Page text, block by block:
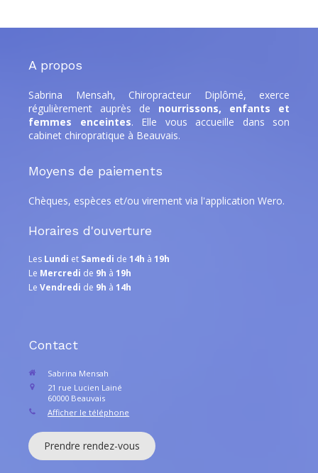
A propos
Sabrina Mensah, Chiropracteur Diplômé, exerce
régulièrement auprès de nourrissons, enfants et
femmes enceintes. Elle vous accueille dans son
cabinet chiropratique à Beauvais.
Moyens de paiements
Chèques, espèces et/ou virement via l'application Wero.
Horaires d'ouverture
Les Lundi et Samedi de 14h à 19h
Le Mercredi de 9h à 19h
Le Vendredi de 9h à 14h
Contact
Sabrina Mensah
21 rue Lucien Lainé
60000 Beauvais
Afficher le téléphone
Prendre rendez-vous